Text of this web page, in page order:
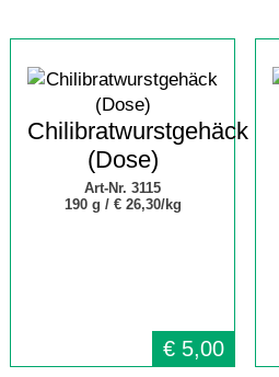
Chilibratwurstgehäck
(Dose)
Art-Nr. 3115
190 g / € 26,30/kg
€ 5,00